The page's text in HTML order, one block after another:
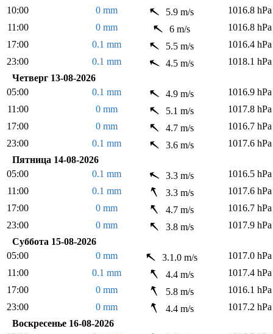
10:00 0 mm 5.9 m/s
1016.8 hPa
11:00
0 mm 6 m/s
1016.8 hPa
17:00
0.1 mm 5.5 m/s
1016.4 hPa
23:00
0.1 mm 4.5 m/s
1018.1 hPa
Четверг 13-08-2026
05:00
0.1 mm 4.9 m/s
1016.9 hPa
11:00
0 mm 5.1 m/s
1017.8 hPa
17:00
0 mm 4.7 m/s
1016.7 hPa
23:00
0.1 mm 3.6 m/s
1017.6 hPa
Пятница 14-08-2026
05:00
0.1 mm 3.3 m/s
1016.5 hPa
11:00
0.1 mm 3.3 m/s
1017.6 hPa
17:00
0 mm 4.7 m/s
1016.7 hPa
23:00
0 mm 3.8 m/s
1017.9 hPa
Суббота 15-08-2026
05:00
0 mm 3.1.0 m/s
1017.0 hPa
11:00
0.1 mm 4.4 m/s
1017.4 hPa
17:00
0 mm 5.8 m/s
1016.1 hPa
23:00
0 mm 4.4 m/s
1017.2 hPa
Воскресенье 16-08-2026